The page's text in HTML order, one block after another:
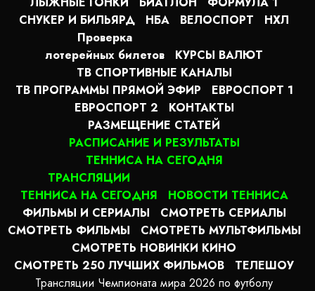
СНУКЕР И БИЛЬЯРД
НБА ВЕЛОСПОРТ
НХЛ
Проверка
лотерейных билетов
КУРСЫ ВАЛЮТ
ТВ СПОРТИВНЫЕ КАНАЛЫ
ТВ ПРОГРАММЫ ПРЯМОЙ ЭФИР
ЕВРОСПОРТ 1
ЕВРОСПОРТ 2
КОНТАКТЫ
РАЗМЕЩЕНИЕ СТАТЕЙ
РАСПИСАНИЕ И РЕЗУЛЬТАТЫ
ТЕННИСА НА СЕГОДНЯ
ТРАНСЛЯЦИИ
ТЕННИСА НА СЕГОДНЯ
НОВОСТИ ТЕННИСА
ФИЛЬМЫ И СЕРИАЛЫ
СМОТРЕТЬ СЕРИАЛЫ
СМОТРЕТЬ ФИЛЬМЫ
СМОТРЕТЬ МУЛЬТФИЛЬМЫ
СМОТРЕТЬ НОВИНКИ КИНО
СМОТРЕТЬ 250 ЛУЧШИХ ФИЛЬМОВ
ТЕЛЕШОУ
Трансляции Чемпионата мира 2026 по футболу